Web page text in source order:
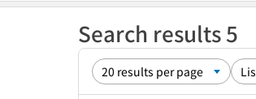
Search results 5